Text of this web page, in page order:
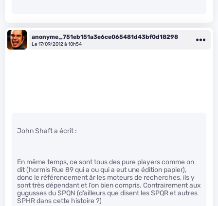
anonyme_751eb151a3e6ce065481d43bf0d18298
Le 17/09/2012 à 10h54
John Shaft a écrit :
En même temps, ce sont tous des pure players comme on
dit (hormis Rue 89 qui a ou qui a eut une édition papier),
donc le référencement âr les moteurs de recherches, ils y
sont très dépendant et l’on bien compris. Contrairement aux
gugusses du SPQN (d’ailleurs que disent les SPQR et autres
SPHR dans cette histoire ?)